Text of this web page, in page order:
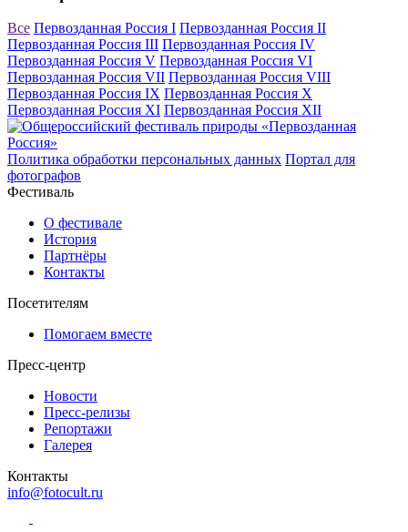
Все Первозданная Россия I Первозданная Россия II
Первозданная Россия III Первозданная Россия IV
Первозданная Россия V Первозданная Россия VI
Первозданная Россия VII Первозданная Россия VIII
Первозданная Россия IX Первозданная Россия X
Первозданная Россия XI Первозданная Россия XII
Политика обработки персональных данных Портал для
фотографов
Фестиваль
О фестивале
История
Партнёры
Контакты
Посетителям
Помогаем вместе
Пресс-центр
Новости
Пресс-релизы
Репортажи
Галерея
Контакты
info@fotocult.ru